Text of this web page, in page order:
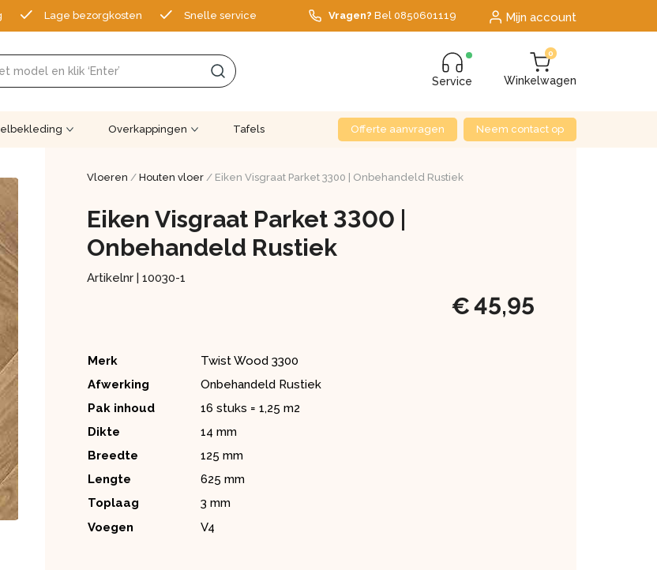
Lage bezorgkosten Snelle service Vragen? Bel 0850601119 Mijn account
Service Winkelwagen
0
Overkappingen Tafels Offerte aanvragen Neem contact op
Vloeren /Houten vloer / Eiken Visgraat Parket 3300 | Onbehandeld Rustiek
Eiken Visgraat Parket 3300 |
Onbehandeld Rustiek
Artikelnr |10030-1
€45,95
Merk
Twist Wood 3300
Afwerking
Onbehandeld Rustiek
Pak inhoud
16 stuks = 1,25 m2
Dikte
14 mm
Breedte
125 mm
Lengte
625 mm
Toplaag
3 mm
Voegen
V4